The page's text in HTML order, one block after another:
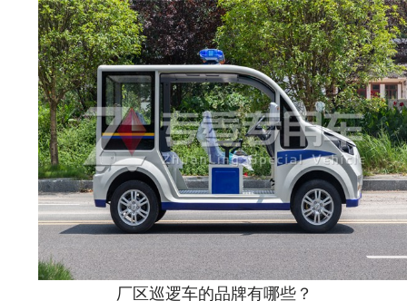
厂区巡逻车的品牌有哪些？